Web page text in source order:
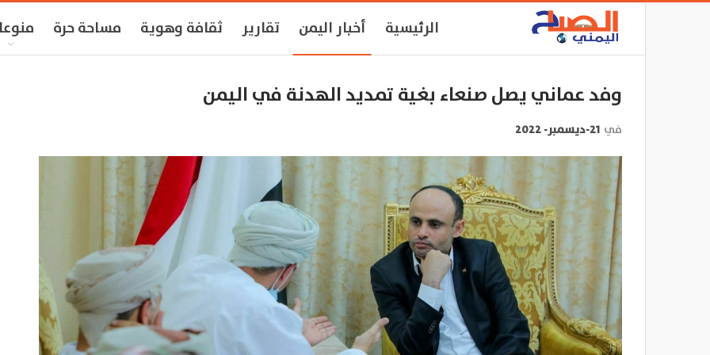
الرئيسية أخبار اليمن تقارير ثقافة وهوية مساحة حرة
وفد عماني يصل صنعاء بغية تمديد الهدنة في اليمن
في 21-ديسمبر- 2022